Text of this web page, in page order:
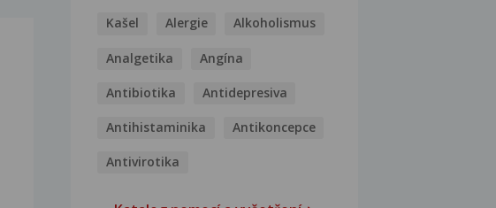
Kašel Alergie Alkoholismus
Analgetika Angína
Antibiotika Antidepresiva
Antihistaminika Antikoncepce
Antivirotika